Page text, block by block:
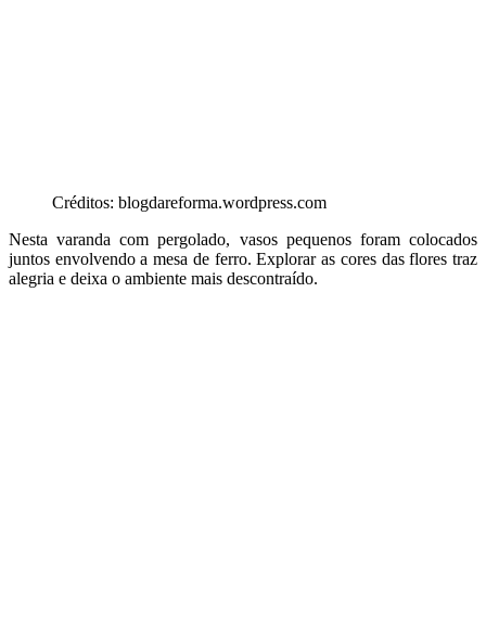
Créditos: blogdareforma.wordpress.com
Nesta varanda com pergolado, vasos pequenos foram colocados
juntos envolvendo a mesa de ferro. Explorar as cores das flores traz
alegria e deixa o ambiente mais descontraído.